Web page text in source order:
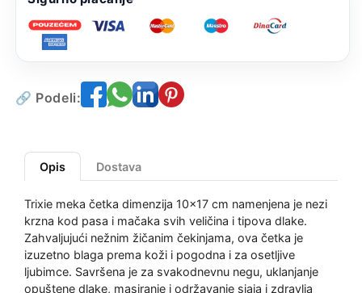
🔗 Podeli:
Opis Dostava
Trixie meka četka dimenzija 10x17 cm namenjena je nezi
krzna kod pasa i mačaka svih veličina i tipova dlake.
Zahvaljujući nežnim žičanim čekinjama, ova četka je
izuzetno blaga prema koži i pogodna i za osetljive
ljubimce. Savršena je za svakodnevnu negu, uklanjanje
opuštene dlake, masiranje i održavanje sjaja i zdravlja